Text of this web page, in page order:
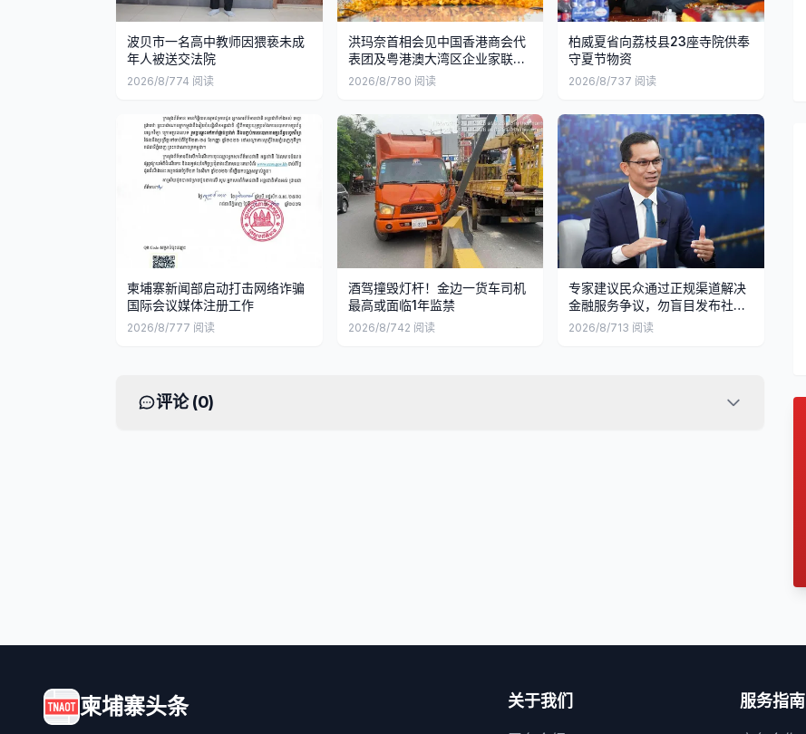
波贝市一名高中教师因猥亵未成
年人被送交法院
2026/8/774 阅读
洪玛奈首相会见中国香港商会代
表团及粤港澳大湾区企业家联盟
代表
2026/8/780 阅读
柏威夏省向荔枝县23座寺院供奉
守夏节物资
2026/8/737 阅读
柬埔寨新闻部启动打击网络诈骗
国际会议媒体注册工作
2026/8/777 阅读
酒驾撞毁灯杆！金边一货车司机
最高或面临1年监禁
2026/8/742 阅读
专家建议民众通过正规渠道解决
金融服务争议，勿盲目发布社交
媒体
2026/8/713 阅读
评论 (0)
柬埔寨头条 关于我们 服务指南